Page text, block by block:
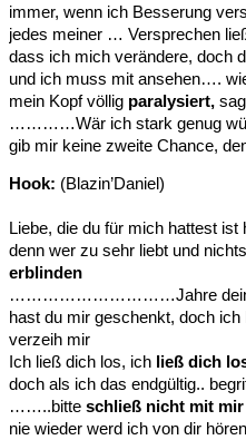
immer, wenn ich Besserung
jedes meiner … Versprechen
dass ich mich verändere, doch
und ich muss mit ansehen….
mein Kopf völlig paralysiert,
…………Wär ich stark genug
gib mir keine zweite Chance,
Hook: (Blazin’Daniel)
Liebe, die du für mich hattest ist
denn wer zu sehr liebt und
erblinden
…………………………Jahre
hast du mir geschenkt, doch
verzeih mir
Ich ließ dich los, ich ließ dich
doch als ich das endgültig..
……..bitte schließ nicht mit mir
nie wieder werd ich von dir